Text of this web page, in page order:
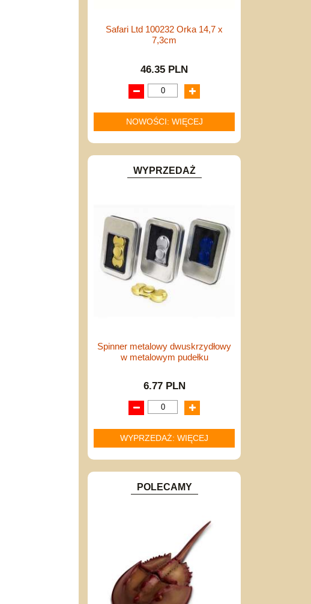
Safari Ltd 100232 Orka 14,7 x
7,3cm
46.35 PLN
NOWOŚCI: WIĘCEJ
WYPRZEDAŻ
Spinner metalowy dwuskrzydłowy
w metalowym pudełku
6.77 PLN
WYPRZEDAŻ: WIĘCEJ
POLECAMY